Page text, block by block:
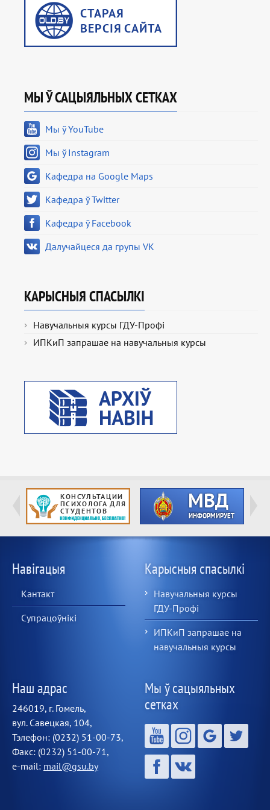
МЫ Ў САЦЫЯЛЬНЫХ СЕТКАХ
Мы ў YouTube
Мы ў Instagram
Кафедра на Google Maps
Кафедра ў Twitter
Кафедра ў Facebook
Далучайцеся да групы VK
КАРЫСНЫЯ СПАСЫЛКІ
Навучальныя курсы ГДУ-Профі
ИПКиП запрашае на навучальныя курсы
Навігацыя
Кантакт
Супрацоўнікі
Карысныя спасылкі
Навучальныя курсы
ГДУ-Профі
ИПКиП запрашае на
навучальныя курсы
Наш адрас
246019, г. Гомель,
вул. Савецкая, 104,
Тэлефон: (0232) 51-00-73,
Факс: (0232) 51-00-71,
e-mail: mail@gsu.by
Мы ў сацыяльных
сетках